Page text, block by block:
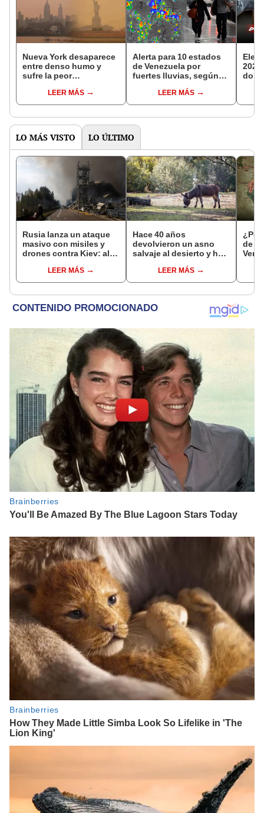
Nueva York desaparece
entre denso humo y
sufre la peor
atmosférica del mundo
LEER MÁS
Alerta para 10 estados
de Venezuela por
fuertes lluvias, según
LEER MÁS
LO MÁS VISTO LO ÚLTIMO
Rusia lanza un ataque
masivo con misiles y
drones contra Kiev: al
más de 50 heridos
LEER MÁS
Hace 40 años
devolvieron un asno
salvaje al desierto y hoy
reforestar el ecosistema
de forma natural
LEER MÁS
¿Por
de